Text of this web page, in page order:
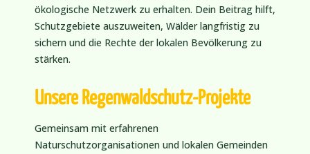
ökologische Netzwerk zu erhalten. Dein Beitrag hilft,
Schutzgebiete auszuweiten, Wälder langfristig zu
sichern und die Rechte der lokalen Bevölkerung zu
stärken.
Unsere Regenwaldschutz-Projekte
Gemeinsam mit erfahrenen
Naturschutzorganisationen und lokalen Gemeinden